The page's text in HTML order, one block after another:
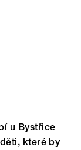
u Bystřice
které by